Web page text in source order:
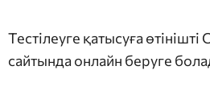
Тестілеуге қатысуға
сайтында онлайн беруге